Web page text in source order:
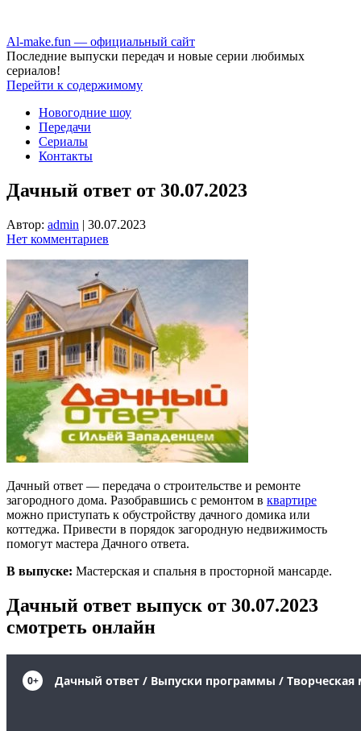
Аl-make.fun — официальный сайт
Последние выпуски передач и новые серии любимых
сериалов!
Перейти к содержимому
Новогодние шоу
Передачи
Сериалы
Контакты
Дачный ответ от 30.07.2023
Автор: admin | 30.07.2023
Нет комментариев
Дачный ответ — передача о строительстве и ремонте
загородного дома. Разобравшись с ремонтом в квартире
можно приступать к обустройству дачного домика или
коттеджа. Привести в порядок загородную недвижимость
помогут мастера Дачного ответа.
В выпуске: Мастерская и спальня в просторной мансарде.
Дачный ответ выпуск от 30.07.2023
смотреть онлайн